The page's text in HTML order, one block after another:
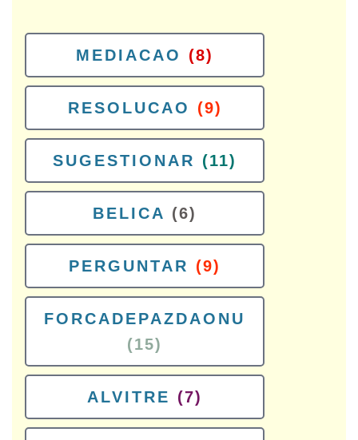
MEDIACAO (8)
RESOLUCAO (9)
SUGESTIONAR (11)
BELICA (6)
PERGUNTAR (9)
FORCADEPAZDAONU
(15)
ALVITRE (7)